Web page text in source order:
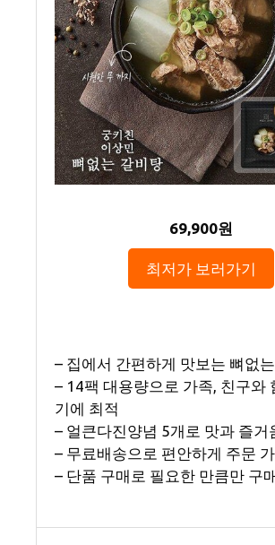
69,900원
최저가 보러가기
– 집에서 간편하게 맛보는 뼈없
– 14팩 대용량으로 가족, 친구와
기에 최적
– 얼큰다진양념 5개로 맛과 즐거
– 무료배송으로 편안하게 주문
– 단품 구매로 필요한 만큼만 구